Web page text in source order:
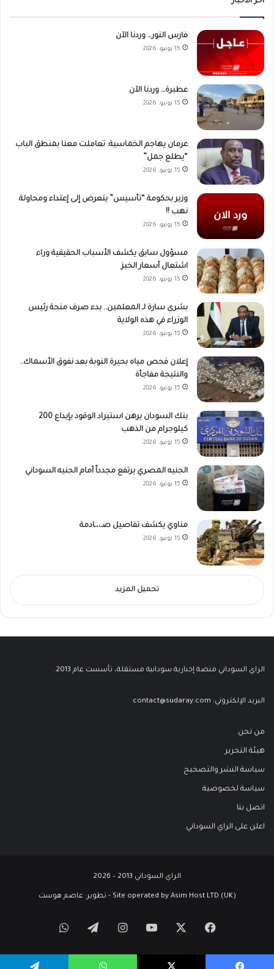
فارس النور… وردنا الآن
15 يونيو، 2026
عطبرة… وردنا الآن
15 يونيو، 2026
عرمان يهاجم الخماسية: تعاملت معنا بمنطق الباب
“يطلع جمل”
15 يونيو، 2026
وزير بحكومة “تأسيس” يتعرض إلى إعتداء ومحاولة
نهب !!
15 يونيو، 2026
مسؤول سابق يكشف الأسباب الحقيقية وراء
اشتعال أسعار الخبز
15 يونيو، 2026
بشرى سارة لـ المعلمين.. بدء صرف منحة رئيس
الوزراء في هذه الولاية
15 يونيو، 2026
إعلان فحص مياه بحيرة النوبة بعد نفوق الأسماك..
والنتيجة مفاجأة
15 يونيو، 2026
بنك السودان يرهن استيراد الوقود بإيداع 200
كيلوجرام من الذهب
15 يونيو، 2026
الجنيه المصري يرتفع مجدداً أمام الجنيه السوداني
15 يونيو، 2026
مناوي يكشف تفاصيل صـ،،ـادمة
15 يونيو، 2026
تحميل المزيد
الراي السوداني منصة إخبارية سودانية مستقلة، تأسست عام 2013.
البريد الإلكتروني: contact@sudaray.com
من نحن
هيئة التحرير
سياسة النشر والتصحيح
سياسة لخصوصية
اتصل بنا
اعلن على الراي السوداني
الراي السوداني 2013 – 2026
Site operated by Asim Host LTD (UK) - تطوير: عاصم هوست
فيسبوك ‫YouTubeانستقرامتيلقرامواتساب